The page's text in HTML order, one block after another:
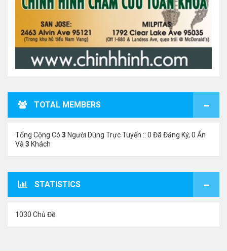
TOTAL MEMBERS
Tổng Cộng Có 3 Người Dùng Trực Tuyến :: 0 Đã Đăng Ký, 0 Ẩn
Và 3 Khách
STATISTICS
1030 Chủ Đề